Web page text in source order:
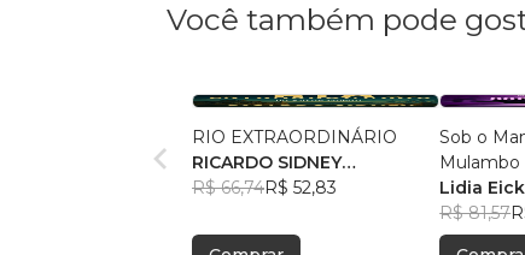
Você também pode
RIO EXTRAORDINÁRIO
RICARDO SIDNEY
NASCIMENTO SILVA
R$ 66,74R$ 52,83
Sob o
Mulambo
Lidia Eick
R$ 81,57